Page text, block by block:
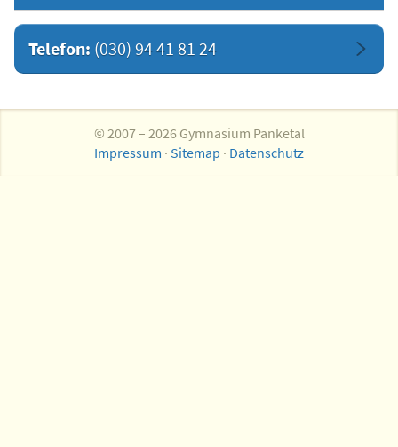
Telefon: (030) 94 41 81 24
© 2007 – 2026 Gymnasium Panketal
Impressum · Sitemap · Datenschutz